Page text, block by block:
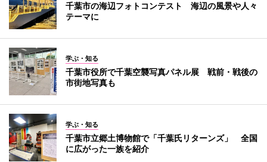
千葉市の海辺フォトコンテスト 海辺の風景や人々
テーマに
学ぶ・知る
千葉市役所で千葉空襲写真パネル展 戦前・戦後の
市街地写真も
学ぶ・知る
千葉市立郷土博物館で「千葉氏リターンズ」 全国
に広がった一族を紹介